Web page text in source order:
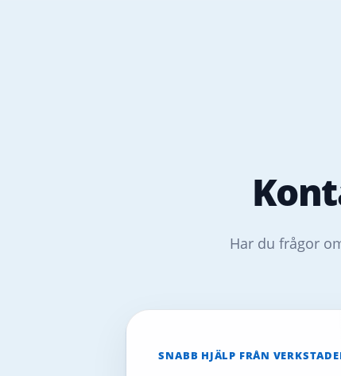
Har du frågor
SNABB HJÄLP FRÅN